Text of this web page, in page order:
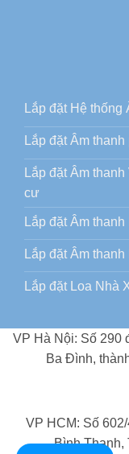
Lắp đặt Hệ
Lắp đặt Âm
Lắp đặt Âm
cư
Lắp đặt Âm
Lắp đặt Âm
Lắp đặt Loa Nhà
VP Hà Nội: Số
Ba Đình,
VP HCM: Số
Bình Thạnh,